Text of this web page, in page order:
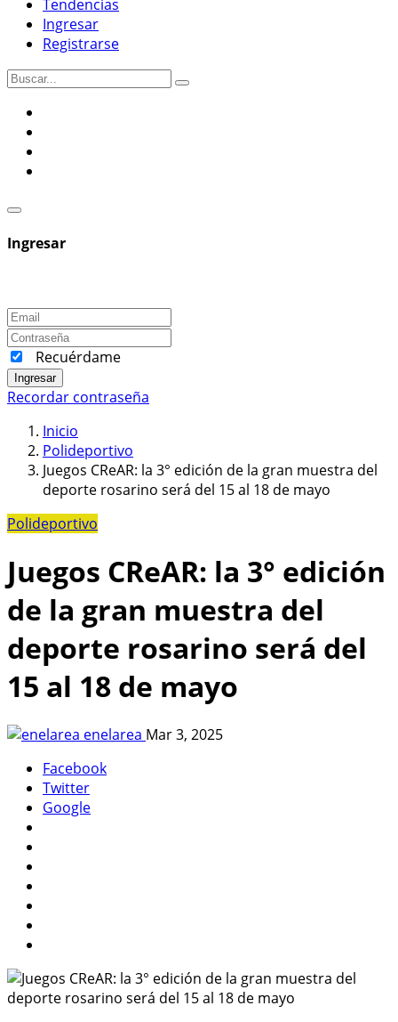
Tendencias
Ingresar
Registrarse
Ingresar
Recuérdame
Ingresar
Recordar contraseña
Inicio
Polideportivo
Juegos CReAR: la 3° edición de la gran muestra del
deporte rosarino será del 15 al 18 de mayo
Polideportivo
Juegos CReAR: la 3° edición
de la gran muestra del
deporte rosarino será del
15 al 18 de mayo
enelarea Mar 3, 2025
Facebook
Twitter
Google